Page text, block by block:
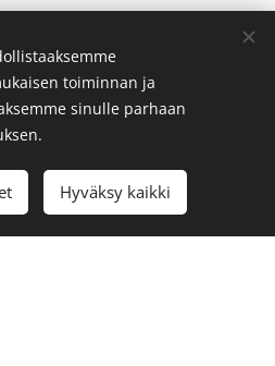
to cart
toiminnan ja
sinulle parhaan
Hyväksy kaikki